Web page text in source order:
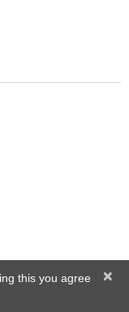
×
this you agree